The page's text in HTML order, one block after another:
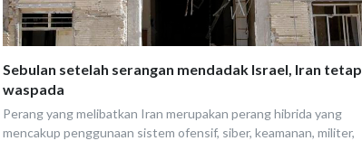
Sebulan setelah serangan mendadak Israel, Iran tetap
waspada
Perang yang melibatkan Iran merupakan perang hibrida yang
mencakup penggunaan sistem ofensif, siber, keamanan, militer,